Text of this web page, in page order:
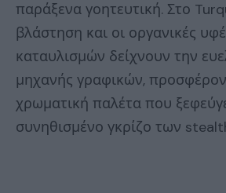
παράξενα γοητευτική. Στο
βλάστηση και οι οργανικές
καταυλισμών δείχνουν την
μηχανής γραφικών,
χρωματική παλέτα που
συνηθισμένο γκρίζο των